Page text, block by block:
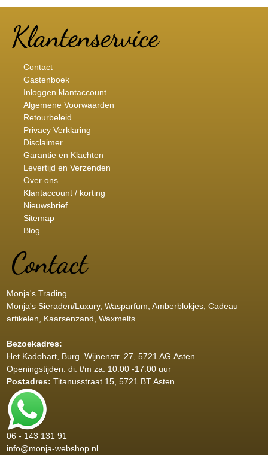
Contact
Gastenboek
Inloggen klantaccount
Algemene Voorwaarden
Retourbeleid
Privacy Verklaring
Disclaimer
Garantie en Klachten
Levertijd en Verzenden
Over ons
Klantaccount / korting
Nieuwsbrief
Sitemap
Blog
Monja's Trading
Monja's Sieraden/Luxury, Wasparfum, Amberblokjes, Cadeau
artikelen, Kaarsenzand, Waxmelts
Bezoekadres:
Het Kadohart, Burg. Wijnenstr. 27, 5721 AG Asten
Openingstijden: di. t/m za. 10.00 -17.00 uur
Postadres: Titanusstraat 15, 5721 BT Asten
06 - 143 131 91
info@monja-webshop.nl